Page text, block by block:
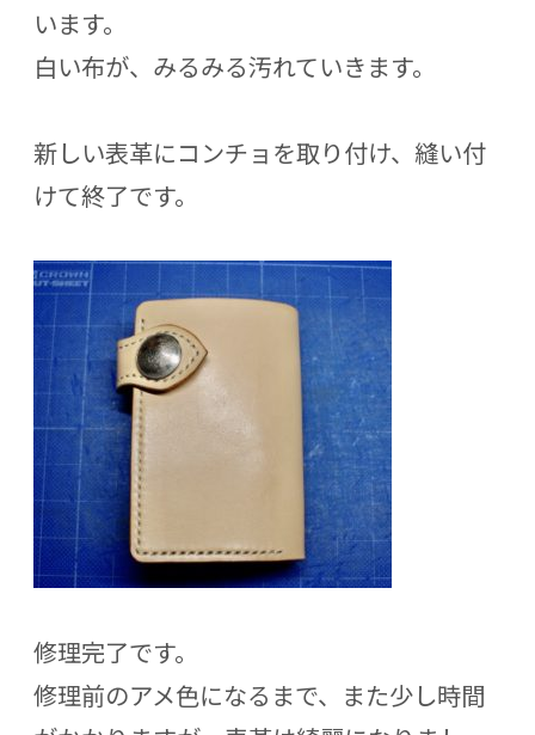
います。
白い布が、みるみる汚れていきます。
新しい表革にコンチョを取り付け、縫い付
けて終了です。
修理完了です。
修理前のアメ色になるまで、また少し時間